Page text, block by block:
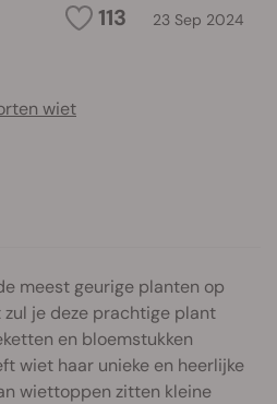
113 23 Sep 2024
wiet
meest geurige planten op
je deze prachtige plant
en bloemstukken
wiet haar unieke en heerlijke
wiettoppen zitten kleine